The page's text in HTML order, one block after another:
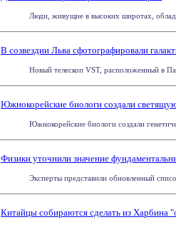
Люди, живущие в высоких широтах,
В созвездии Льва сфотографировали
Новый телескоп VST, расположенный в
Южнокорейские биологи создали
Южнокорейские биологи создали
Физики уточнили значение
Эксперты представили обновленный
Китайцы собираются сделать из Харбина